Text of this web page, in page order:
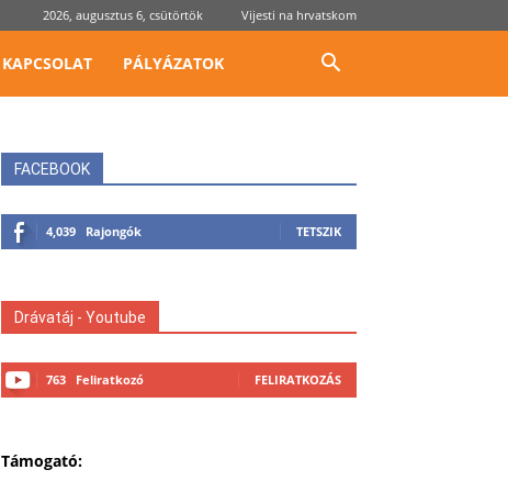
2026, augusztus 6, csütörtök Vijesti na hrvatskom
KAPCSOLAT PÁLYÁZATOK
FACEBOOK
4,039 Rajongók TETSZIK
Drávatáj - Youtube
763 Feliratkozó FELIRATKOZÁS
Támogató: